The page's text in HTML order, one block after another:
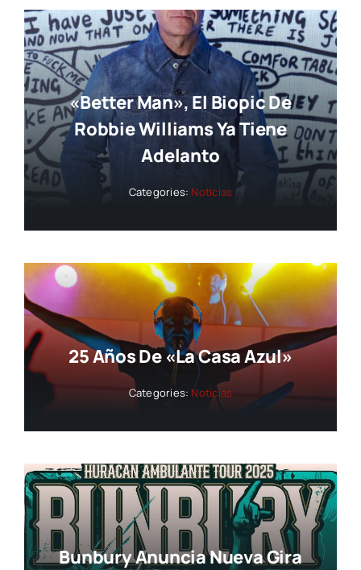
«Better Man», El Biopic De
Robbie Williams Ya Tiene
Adelanto
Categories: Noticias
25 Años De «La Casa Azul»
Categories: Noticias
Bunbury Anuncia Nueva Gira